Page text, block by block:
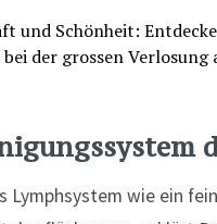
Lymphsystem wie ein